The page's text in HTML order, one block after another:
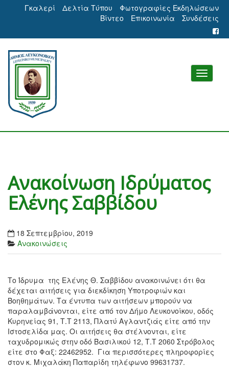
Γκαλερί Δελτία Τύπου
Φωτογραφίες Εκδηλώσεων
Βίντεο
Επικοινωνία Συνδέσεις
Ανακοίνωση Ιδρύματος
Ελένης Σαββίδου
18 Σεπτεμβρίου, 2019
Ανακοινώσεις
Το Ίδρυμα της Ελένης Θ. Σαββίδου ανακοινώνει ότι θα
δέχεται αιτήσεις για διεκδίκηση Υποτροφιών και
Βοηθημάτων. Τα έντυπα των αιτήσεων μπορούν να
παραλαμβάνονται, είτε από τον Δήμο Λευκονοίκου, οδός
Κυρηνείας 91, Τ.Τ 2113, Πλατύ Αγλαντζιάς είτε από την
Ιστοσελίδα μας. Οι αιτήσεις θα στέλνονται, είτε
ταχυδρομικώς στην οδό Βασιλικού 12, Τ.Τ 2060 Στρόβολος
είτε στο Φαξ: 22462952. Για περισσότερες πληροφορίες
στον κ. Μιχαλάκη Παπαρίδη τηλέφωνο 99631737.